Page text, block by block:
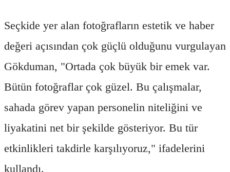
Seçkide yer alan fotoğrafların estetik ve haber
değeri açısından çok güçlü olduğunu vurgulayan
Gökduman, "Ortada çok büyük bir emek var.
Bütün fotoğraflar çok güzel. Bu çalışmalar,
sahada görev yapan personelin niteliğini ve
liyakatini net bir şekilde gösteriyor. Bu tür
etkinlikleri takdirle karşılıyoruz," ifadelerini
kullandı.